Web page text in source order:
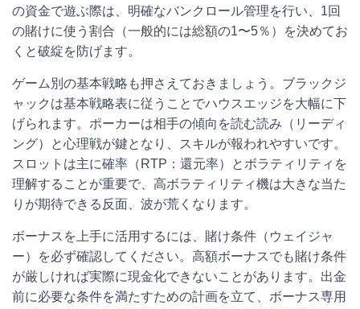
の資金で遊ぶ際は、明確なバンクロール管理を行い、1回
の賭けに使う割合（一般的には総額の1〜5％）を決めてお
くと破綻を防げます。
ゲーム別の基本戦略も押さえておきましょう。ブラックジ
ャックは基本戦略表に従うことでハウスエッジを大幅に下
げられます。ポーカーは相手の傾向を読む読み（リーディ
ング）と心理戦が鍵となり、スキルが報われやすいです。
スロットは主に確率（RTP：還元率）とボラティリティを
理解することが重要で、高ボラティリティ機は大きな当た
りが期待できる反面、波が荒くなります。
ボーナスを上手に活用するには、賭け条件（ウェイジャ
ー）を必ず確認してください。高額ボーナスでも賭け条件
が厳しければ実際に現金化できないことがあります。出金
前に必要な条件を満たすための計画を立て、ボーナス専用